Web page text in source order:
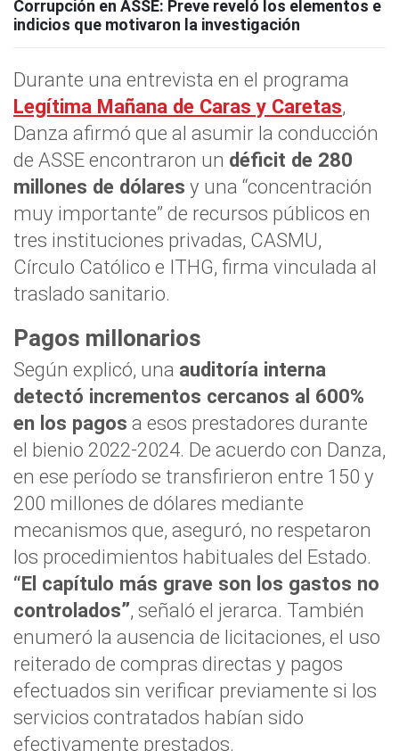
Corrupción en ASSE: Preve reveló los elementos e
indicios que motivaron la investigación
Durante una entrevista en el programa
Legítima Mañana de Caras y Caretas,
Danza afirmó que al asumir la conducción
de ASSE encontraron un déficit de 280
millones de dólares y una “concentración
muy importante” de recursos públicos en
tres instituciones privadas, CASMU,
Círculo Católico e ITHG, firma vinculada al
traslado sanitario.
Pagos millonarios
Según explicó, una auditoría interna
detectó incrementos cercanos al 600%
en los pagos a esos prestadores durante
el bienio 2022-2024. De acuerdo con Danza,
en ese período se transfirieron entre 150 y
200 millones de dólares mediante
mecanismos que, aseguró, no respetaron
los procedimientos habituales del Estado.
“El capítulo más grave son los gastos no
controlados”, señaló el jerarca. También
enumeró la ausencia de licitaciones, el uso
reiterado de compras directas y pagos
efectuados sin verificar previamente si los
servicios contratados habían sido
efectivamente prestados.